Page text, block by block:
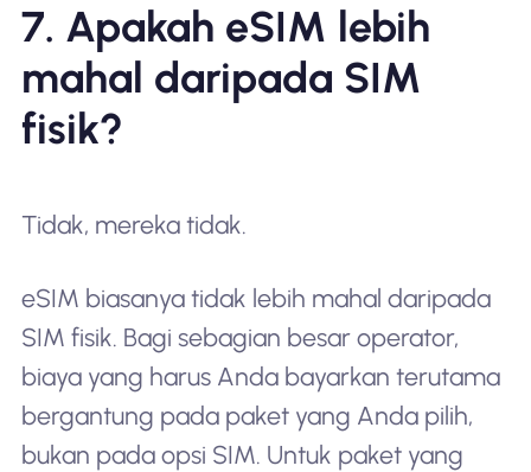
7. Apakah eSIM lebih
mahal daripada SIM
fisik?
Tidak, mereka tidak.
eSIM biasanya tidak lebih mahal daripada
SIM fisik. Bagi sebagian besar operator,
biaya yang harus Anda bayarkan terutama
bergantung pada paket yang Anda pilih,
bukan pada opsi SIM. Untuk paket yang